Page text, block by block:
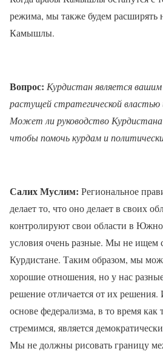
режима, мы также будем расширять
Камышлы.
Вопрос: Курдистан является
растущей стратегической властью
Может ли руководство Курдистана
чтобы помочь курдам и
Салих Муслим: Региональное
делает то, что оно делает в своих
контролируют свои области в
условия очень разные. Мы не
Курдистане. Таким образом, мы
хорошие отношения, но у нас
решение отличается от их решения.
основе федерализма, в то время
стремимся, является
Мы не должны рисовать границу